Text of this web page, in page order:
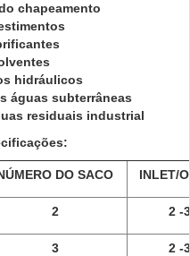
chapeamento
hidráulicos
águas subterrâneas
residuais industrial
DO SACO INLET/
2 2 -
3 2 -